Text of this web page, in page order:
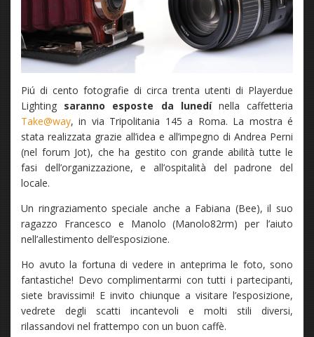
Piú di cento fotografie di circa trenta utenti di Playerdue
Lighting saranno esposte da lunedínella caffetteria
Take@way, in via Tripolitania 145 a Roma. La mostra é
stata realizzata grazie all’idea e all’impegno di Andrea Perni
(nel forum Jot), che ha gestito con grande abilità tutte le
fasi dell’organizzazione, e all’ospitalità del padrone del
locale.
Un ringraziamento speciale anche a Fabiana (Bee), il suo
ragazzo Francesco e Manolo (Manolo82rm) per l’aiuto
nell’allestimento dell’esposizione.
Ho avuto la fortuna di vedere in anteprima le foto, sono
fantastiche! Devo complimentarmi con tutti i partecipanti,
siete bravissimi! E invito chiunque a visitare l’esposizione,
vedrete degli scatti incantevoli e molti stili diversi,
rilassandovi nel frattempo con un buon caffè.